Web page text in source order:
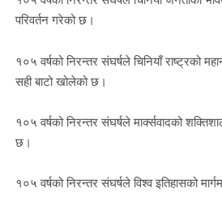
परिवर्तन गरेको छ।
१०५ वर्षको निरन्तर संघर्षले चिनियाँ राष्ट्रको
सही बाटो खोलेको छ।
१०५ वर्षको निरन्तर संघर्षले मार्क्सवादको
छ।
१०५ वर्षको निरन्तर संघर्षले विश्व इतिहासको